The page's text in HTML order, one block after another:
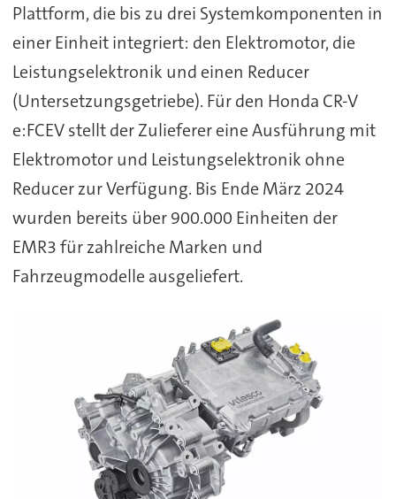
Plattform, die bis zu drei Systemkomponenten in
einer Einheit integriert: den Elektromotor, die
Leistungselektronik und einen Reducer
(Untersetzungsgetriebe). Für den Honda CR-V
e:FCEV stellt der Zulieferer eine Ausführung mit
Elektromotor und Leistungselektronik ohne
Reducer zur Verfügung. Bis Ende März 2024
wurden bereits über 900.000 Einheiten der
EMR3 für zahlreiche Marken und
Fahrzeugmodelle ausgeliefert.